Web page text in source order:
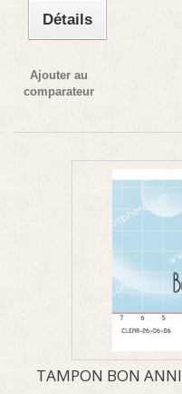
Détails
Ajouter au
comparateur
TAMPON BON